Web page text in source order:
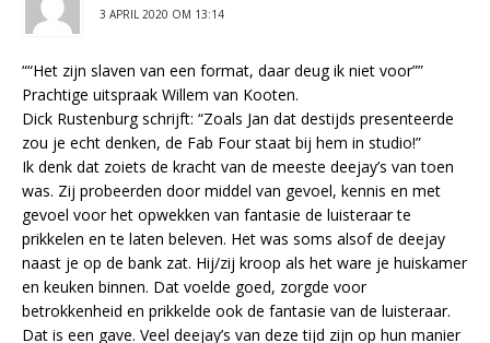
3 APRIL 2020 OM 13:14
““Het zijn slaven van een format, daar deug ik niet voor””
Prachtige uitspraak Willem van Kooten.
Dick Rustenburg schrijft: “Zoals Jan dat destijds presenteerde
zou je echt denken, de Fab Four staat bij hem in studio!”
Ik denk dat zoiets de kracht van de meeste deejay’s van toen
was. Zij probeerden door middel van gevoel, kennis en met
gevoel voor het opwekken van fantasie de luisteraar te
prikkelen en te laten beleven. Het was soms alsof de deejay
naast je op de bank zat. Hij/zij kroop als het ware je huiskamer
en keuken binnen. Dat voelde goed, zorgde voor
betrokkenheid en prikkelde ook de fantasie van de luisteraar.
Dat is een gave. Veel deejay’s van deze tijd zijn op hun manier